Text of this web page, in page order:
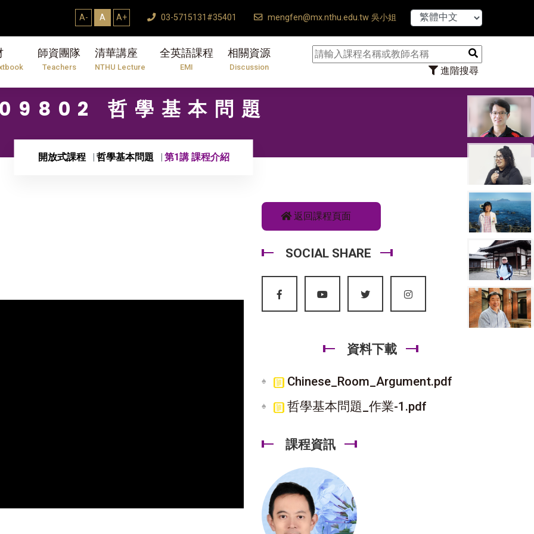
A- A A+ 03-5715131#35401 mengfen@mx.nthu.edu.tw 吳小姐
師資團隊
Teachers
清華講座
NTHU Lecture
全英語課程
EMI
相關資源
Discussion 進階搜尋
31】114學年度第2學期研究生論文口試結束Thesis Defense Ends
哲學基本問題
開放式課程 哲學基本問題 第1講 課程介紹
返回課程頁面
SOCIAL SHARE
資料下載
Chinese_Room_Argument.pdf
哲學基本問題_作業-1.pdf
課程資訊